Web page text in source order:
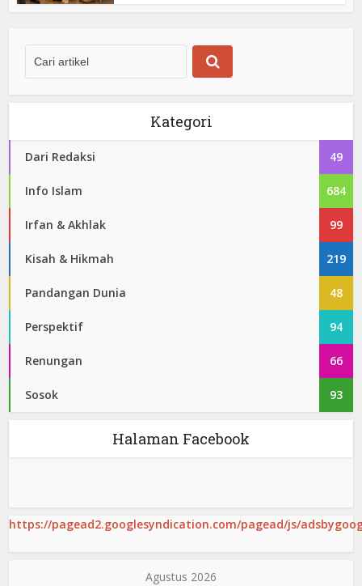
Kategori
Dari Redaksi 49
Info Islam 684
Irfan & Akhlak 99
Kisah & Hikmah 219
Pandangan Dunia 48
Perspektif 94
Renungan 66
Sosok 93
Halaman Facebook
https://pagead2.googlesyndication.com/pagead/js/
Agustus 2026